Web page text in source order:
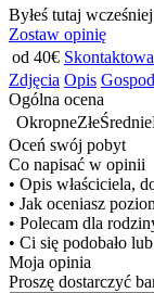
Byłeś tutaj
Zostaw opinię
od 40€
Zdjęcia Opis
Ogólna ocena
OkropneZłeŚrednie
Oceń swój pobyt
Co napisać w opinii
• Opis właściciela,
• Jak oceniasz
• Polecam dla
• Ci się podobało
Moja opinia
Proszę dostarczyć